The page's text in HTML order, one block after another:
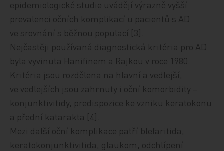
epidemiologické studie uvádějí výrazně vyšší
prevalenci očních komplikací u pacientů s AD
ve srovnání s běžnou populací [3].
Nejčastěji používaná diagnostická kritéria pro AD
byla vyvinuta Hanifinem a Rajkou v roce 1980.
Kritéria jsou rozdělena na hlavní a vedlejší,
ve vedlejších jsou zahrnuty i oční komorbidity –
konjunktivitidy, predispozice ke vzniku keratokonu
a přední katarakta [4].
Mezi další oční komplikace patří blefaritida,
keratokonjunktivitida, glaukom, odchlípení